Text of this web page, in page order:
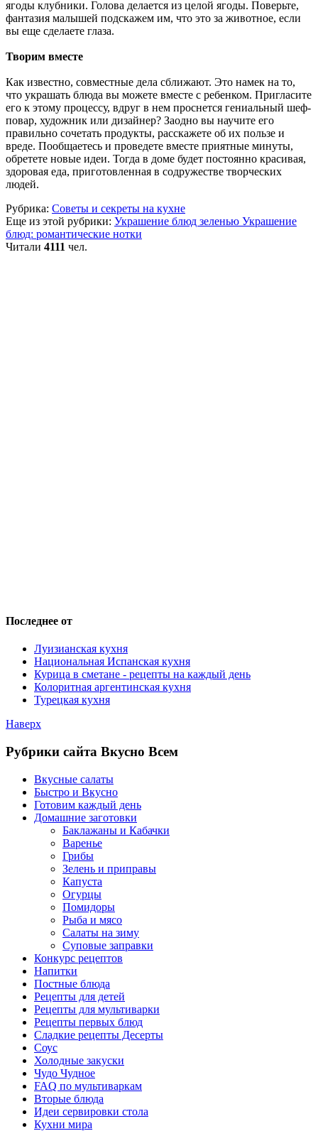
ягоды клубники. Голова делается из целой ягоды. Поверьте,
фантазия малышей подскажем им, что это за животное, если
вы еще сделаете глаза.
Творим вместе
Как известно, совместные дела сближают. Это намек на то,
что украшать блюда вы можете вместе с ребенком. Пригласите
его к этому процессу, вдруг в нем проснется гениальный шеф-
повар, художник или дизайнер? Заодно вы научите его
правильно сочетать продукты, расскажете об их пользе и
вреде. Пообщаетесь и проведете вместе приятные минуты,
обретете новые идеи. Тогда в доме будет постоянно красивая,
здоровая еда, приготовленная в содружестве творческих
людей.
Рубрика: Советы и секреты на кухне
Еще из этой рубрики: Украшение блюд зеленью Украшение
блюд: романтические нотки
Читали 4111 чел.
Последнее от
Луизианская кухня
Национальная Испанская кухня
Курица в сметане - рецепты на каждый день
Колоритная аргентинская кухня
Турецкая кухня
Наверх
Рубрики сайта Вкусно Всем
Вкусные салаты
Быстро и Вкусно
Готовим каждый день
Домашние заготовки
Баклажаны и Кабачки
Варенье
Грибы
Зелень и приправы
Капуста
Огурцы
Помидоры
Рыба и мясо
Салаты на зиму
Суповые заправки
Конкурс рецептов
Напитки
Постные блюда
Рецепты для детей
Рецепты для мультиварки
Рецепты первых блюд
Сладкие рецепты Десерты
Соус
Холодные закуски
Чудо Чудное
FAQ по мультиваркам
Вторые блюда
Идеи сервировки стола
Кухни мира